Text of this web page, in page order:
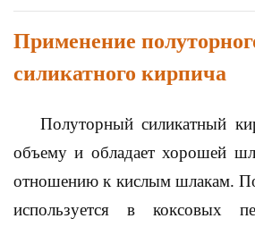
Применение
силикатного кирпича
Полуторный силикатный
объему и обладает хорошей
отношению к кислым шлакам.
используется в коксовых